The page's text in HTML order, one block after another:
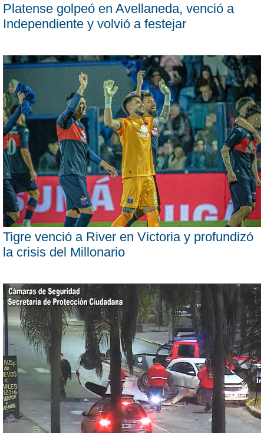
Platense golpeó en Avellaneda, venció a
Independiente y volvió a festejar
Tigre venció a River en Victoria y profundizó
la crisis del Millonario